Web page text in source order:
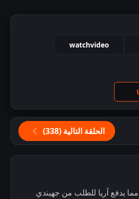
watchvideo
الحلقة التالية (338)
يدفع آريا للطلب من جهيندي